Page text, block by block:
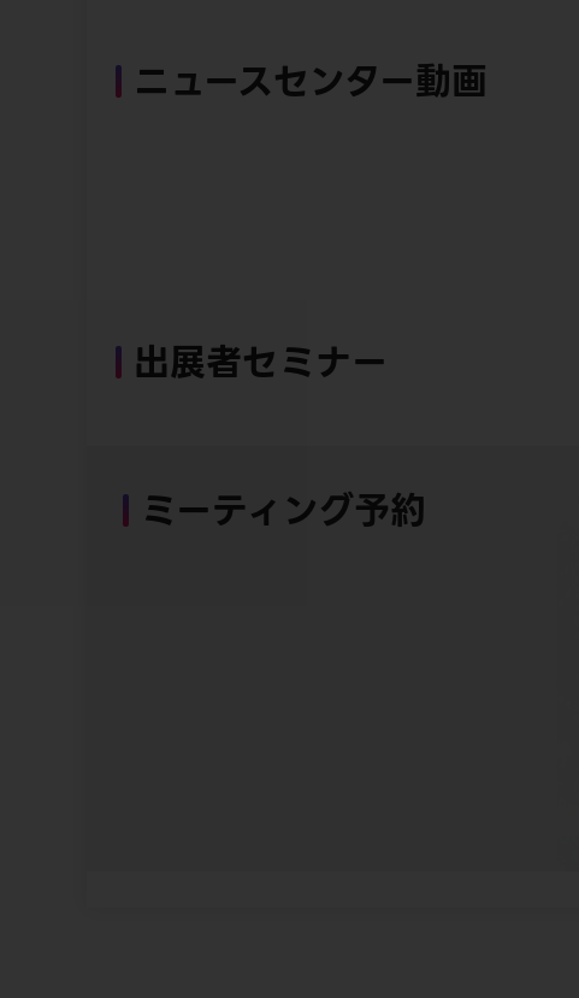
ニュースセンター動画
出展者セミナー
ミーティング予約